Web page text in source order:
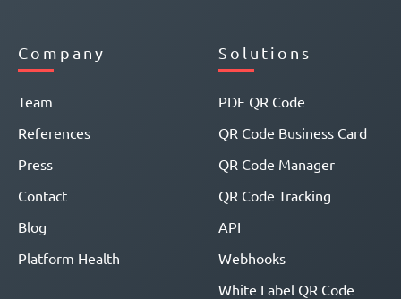
Company
Team
References
Press
Contact
Blog
Platform Health
Solutions
PDF QR Code
QR Code Business Card
QR Code Manager
QR Code Tracking
API
Webhooks
White Label QR Code